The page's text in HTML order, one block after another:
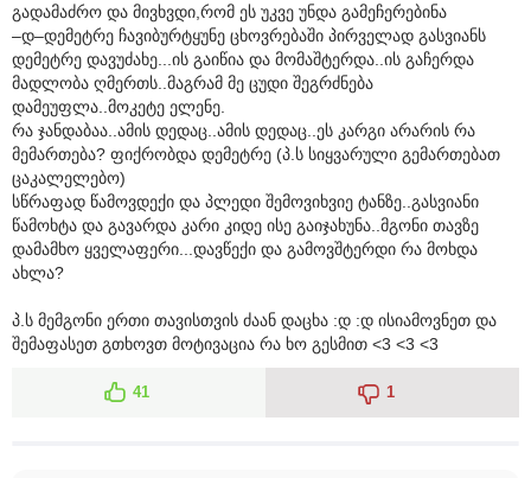
გადამაძრო და მივხვდი,რომ ეს უკვე უნდა გამეჩერებინა
–დ–დემეტრე ჩავიბურტყუნე ცხოვრებაში პირველად გასვიანს
დემეტრე დავუძახე...ის გაიწია და მომაშტერდა..ის გაჩერდა
მადლობა ღმერთს..მაგრამ მე ცუდი შეგრძნება
დამეუფლა..მოკეტე ელენე.
რა ჯანდაბაა..ამის დედაც..ამის დედაც..ეს კარგი არარის რა
მემართება? ფიქრობდა დემეტრე (პ.ს სიყვარული გემართებათ
ცაკალელებო)
სწრაფად წამოვდექი და პლედი შემოვიხვიე ტანზე..გასვიანი
წამოხტა და გავარდა კარი კიდე ისე გაიჯახუნა..მგონი თავზე
დამამხო ყველაფერი...დავწექი და გამოვშტერდი რა მოხდა
ახლა?
პ.ს მემგონი ერთი თავისთვის ძაან დაცხა :დ :დ ისიამოვნეთ და
შემაფასეთ გთხოვთ მოტივაცია რა ხო გესმით <3 <3 <3
41 1